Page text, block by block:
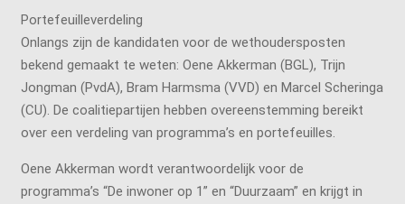
Portefeuilleverdeling
Onlangs zijn de kandidaten voor de wethoudersposten
bekend gemaakt te weten: Oene Akkerman (BGL), Trijn
Jongman (PvdA), Bram Harmsma (VVD) en Marcel Scheringa
(CU). De coalitiepartijen hebben overeenstemming bereikt
over een verdeling van programma’s en portefeuilles.
Oene Akkerman wordt verantwoordelijk voor de
programma’s “De inwoner op 1” en “Duurzaam” en krijgt in